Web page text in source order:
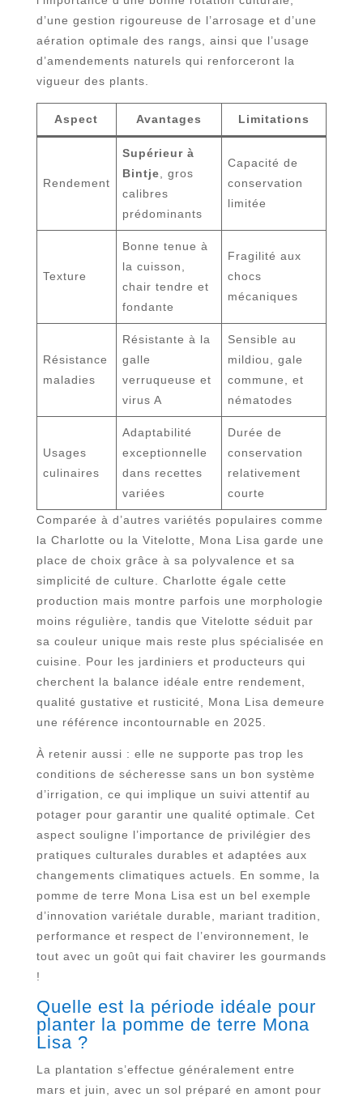
d’une gestion rigoureuse de l’arrosage et d’une
aération optimale des rangs, ainsi que l’usage
d’amendements naturels qui renforceront la
vigueur des plants.
Aspect Avantages Limitations
Rendement
Supérieur à
Bintje , gros
calibres
prédominants
Capacité de
conservation
limitée
Texture
Bonne tenue à
la cuisson,
chair tendre et
fondante
Fragilité aux
chocs
mécaniques
Résistance
maladies
Résistante à la
galle
verruqueuse et
virus A
Sensible au
mildiou, gale
commune, et
nématodes
Usages
culinaires
Adaptabilité
exceptionnelle
dans recettes
variées
Durée de
conservation
relativement
courte
Comparée à d’autres variétés populaires comme
la Charlotte ou la Vitelotte, Mona Lisa garde une
place de choix grâce à sa polyvalence et sa
simplicité de culture. Charlotte égale cette
production mais montre parfois une morphologie
moins régulière, tandis que Vitelotte séduit par
sa couleur unique mais reste plus spécialisée en
cuisine. Pour les jardiniers et producteurs qui
cherchent la balance idéale entre rendement,
qualité gustative et rusticité, Mona Lisa demeure
une référence incontournable en 2025.
À retenir aussi : elle ne supporte pas trop les
conditions de sécheresse sans un bon système
d’irrigation, ce qui implique un suivi attentif au
potager pour garantir une qualité optimale. Cet
aspect souligne l’importance de privilégier des
pratiques culturales durables et adaptées aux
changements climatiques actuels. En somme, la
pomme de terre Mona Lisa est un bel exemple
d’innovation variétale durable, mariant tradition,
performance et respect de l’environnement, le
tout avec un goût qui fait chavirer les gourmands
!
Quelle est la période idéale pour
planter la pomme de terre Mona
Lisa ?
La plantation s’effectue généralement entre
mars et juin, avec un sol préparé en amont pour